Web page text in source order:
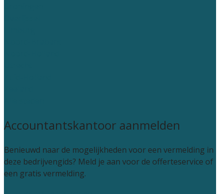
Accountantskantoor aanmelden
Benieuwd naar de mogelijkheden voor een vermelding in
deze bedrijvengids? Meld je aan voor de offerteservice of
een gratis vermelding.